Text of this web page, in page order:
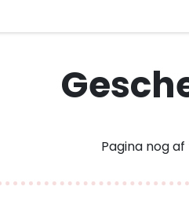
Pagina nog